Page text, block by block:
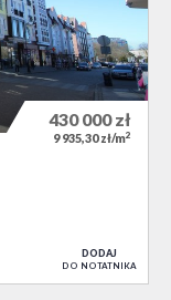
430 000zł
9 935,30 zł/m2
DODAJ
DO NOTATNIKA